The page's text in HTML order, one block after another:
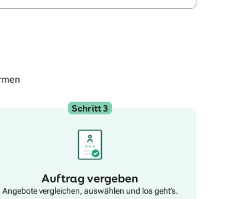
Service, damit Sie Ihre
Schritt 3
Auftrag vergeben
Angebote vergleichen, auswählen und los geht’s.